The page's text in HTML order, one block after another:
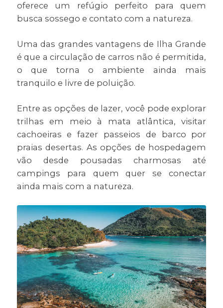
oferece um refúgio perfeito para quem
busca sossego e contato com a natureza.
Uma das grandes vantagens de Ilha Grande
é que a circulação de carros não é permitida,
o que torna o ambiente ainda mais
tranquilo e livre de poluição.
Entre as opções de lazer, você pode explorar
trilhas em meio à mata atlântica, visitar
cachoeiras e fazer passeios de barco por
praias desertas. As opções de hospedagem
vão desde pousadas charmosas até
campings para quem quer se conectar
ainda mais com a natureza.